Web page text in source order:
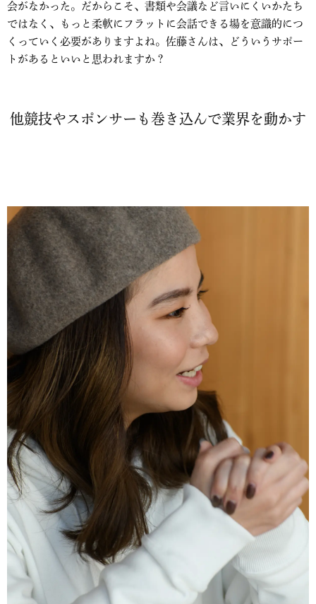
会がなかった。だからこそ、書類や会議など言いにくいかたち
ではなく、もっと柔軟にフラットに会話できる場を意識的につ
くっていく必要がありますよね。佐藤さんは、どういうサポー
トがあるといいと思われますか？
他競技やスポンサーも巻き込んで業界を動かす